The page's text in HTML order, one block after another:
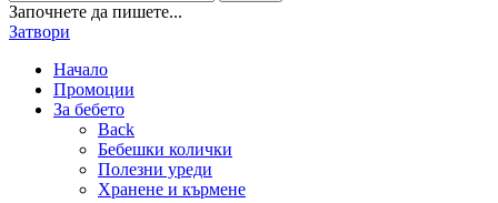
Започнете да пишете...
Затвори
Начало
Промоции
За бебето
Back
Бебешки колички
Полезни уреди
Хранене и кърмене